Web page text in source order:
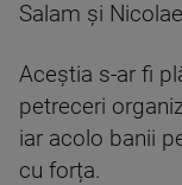
Salam și
Aceștia s-ar fi
petreceri
iar acolo banii
cu forța.